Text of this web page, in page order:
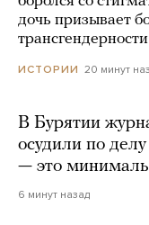
дочь призывает
ИСТОРИИ 20 минут
В Бурятии
осудили по
— это
6 минут назад